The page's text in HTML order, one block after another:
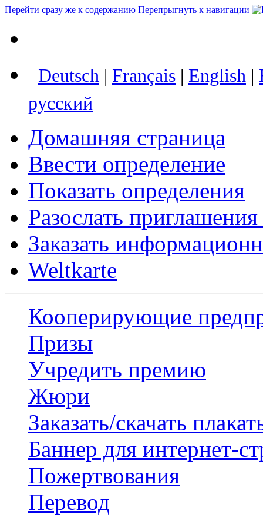
Перейти сразу же к содержанию Перепрыгнуть к навигации
Deutsch | Français | English |
русский
Домашняя страница
Ввести определение
Показать определения
Разослать
Заказать
Weltkarte
Кооперирующие
Призы
Учредить премию
Жюри
Заказать/скачать
Баннер для интернет-
Пожертвования
Перевод